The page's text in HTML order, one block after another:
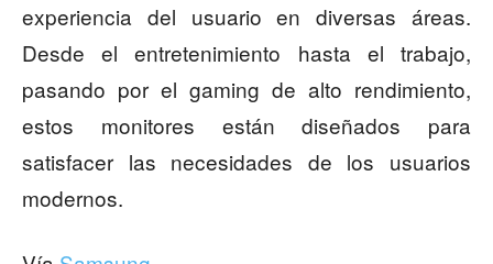
experiencia del usuario en diversas áreas.
Desde el entretenimiento hasta el trabajo,
pasando por el gaming de alto rendimiento,
estos monitores están diseñados para
satisfacer las necesidades de los usuarios
modernos.